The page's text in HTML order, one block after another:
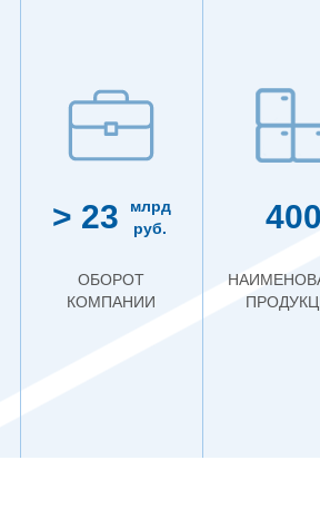
> 23
млрд
руб.
ОБОРОТ
КОМПАНИИ
400